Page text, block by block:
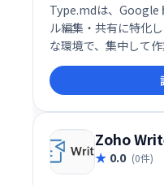
Type.mdは、Google
ル編集・共有に特化
な環境で、集中して
を省き、Markdown
ースを提供します。
Zoho
0.0 (0件)